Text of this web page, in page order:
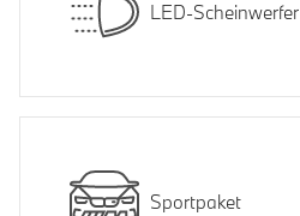
LED-Scheinwerfer
Sportpaket